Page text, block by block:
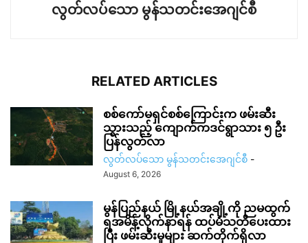
လွတ်လပ်သော မွန်သတင်းအေဂျင်စီ
RELATED ARTICLES
စစ်ကော်မရှင်စစ်ကြောင်းက ဖမ်းဆီး
သွားသည့် ကျောက်ကဒင်ရွာသား ၅ ဦး
ပြန်လွတ်လာ
လွတ်လပ်သော မွန်သတင်းအေဂျင်စီ -
August 6, 2026
မွန်ပြည်နယ် မြို့နယ်အချို့ကို ညမထွက်
ရအမိန့်လိုက်နာရန် ထပ်မံသတိပေးထား
ပြီး ဖမ်းဆီးမှုများ ဆက်တိုက်ရှိလာ